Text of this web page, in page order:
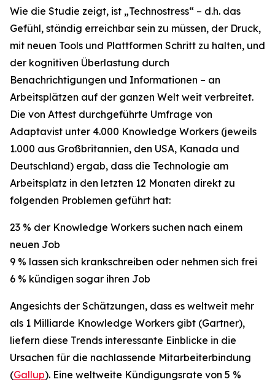
Wie die Studie zeigt, ist „Technostress“ – d.h. das
Gefühl, ständig erreichbar sein zu müssen, der Druck,
mit neuen Tools und Plattformen Schritt zu halten, und
der kognitiven Überlastung durch
Benachrichtigungen und Informationen – an
Arbeitsplätzen auf der ganzen Welt weit verbreitet.
Die von Attest durchgeführte Umfrage von
Adaptavist unter 4.000 Knowledge Workers (jeweils
1.000 aus Großbritannien, den USA, Kanada und
Deutschland) ergab, dass die Technologie am
Arbeitsplatz in den letzten 12 Monaten direkt zu
folgenden Problemen geführt hat:
23 % der Knowledge Workers suchen nach einem
neuen Job
9 % lassen sich krankschreiben oder nehmen sich frei
6 % kündigen sogar ihren Job
Angesichts der Schätzungen, dass es weltweit mehr
als 1 Milliarde Knowledge Workers gibt (Gartner),
liefern diese Trends interessante Einblicke in die
Ursachen für die nachlassende Mitarbeiterbindung
(Gallup). Eine weltweite Kündigungsrate von 5 %